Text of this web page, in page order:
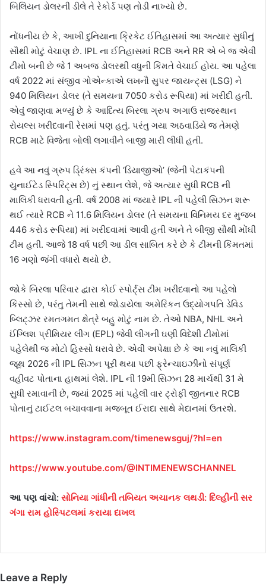
બિલિયન ડોલરની ડીલે તે રેકોર્ડ પણ તોડી નાખ્યો છે.
નોંધનીય છે કે, આખી દુનિયાના ક્રિકેટ ઈતિહાસમાં આ અત્યાર સુધીનું
સૌથી મોટું વેચાણ છે. IPL ના ઈતિહાસમાં RCB અને RR એ બે જ એવી
ટીમો બની છે જે 1 અબજ ડોલરથી વધુની કિંમતે વેચાઈ હોય. આ પહેલા
વર્ષ 2022 માં સંજીવ ગોએન્કાએ લખનૌ સુપર જાયન્ટ્સ (LSG) ને
940 મિલિયન ડોલર (તે સમયના 7050 કરોડ રૂપિયા) માં ખરીદી હતી.
એવું જાણવા મળ્યું છે કે આદિત્ય બિરલા ગ્રુપ અગાઉ રાજસ્થાન
રોયલ્સ ખરીદવાની રેસમાં પણ હતું. પરંતુ ગયા અઠવાડિયે જ તેમણે
RCB માટે વિજેતા બોલી લગાવીને બાજી મારી લીધી હતી.
હવે આ નવું ગ્રુપ ડ્રિંક્સ કંપની ‘ડિયાજીઓ’ (જેની પેટાકંપની
યુનાઈટેડ સ્પિરિટ્સ છે) નું સ્થાન લેશે, જે અત્યાર સુધી RCB ની
માલિકી ધરાવતી હતી. વર્ષ 2008 માં જ્યારે IPL ની પહેલી સિઝન શરૂ
થઈ ત્યારે RCB ને 11.6 મિલિયન ડોલર (તે સમયના વિનિમય દર મુજબ
446 કરોડ રૂપિયા) માં ખરીદવામાં આવી હતી અને તે બીજી સૌથી મોંઘી
ટીમ હતી. આજે 18 વર્ષ પછી આ ડીલ સાબિત કરે છે કે ટીમની કિંમતમાં
16 ગણો જંગી વધારો થયો છે.
જોકે બિરલા પરિવાર દ્વારા કોઈ સ્પોર્ટ્સ ટીમ ખરીદવાનો આ પહેલો
કિસ્સો છે, પરંતુ તેમની સાથે જોડાયેલા અમેરિકન ઉદ્યોગપતિ ડેવિડ
બ્લિટ્ઝર રમતગમત ક્ષેત્રે બહુ મોટું નામ છે. તેઓ NBA, NHL અને
ઈંગ્લિશ પ્રીમિયર લીગ (EPL) જેવી લીગની ઘણી વિદેશી ટીમોમાં
પહેલેથી જ મોટો હિસ્સો ધરાવે છે. એવી અપેક્ષા છે કે આ નવું માલિકી
જૂથ 2026 ની IPL સિઝન પૂરી થયા પછી ફ્રેન્ચાઇઝીનો સંપૂર્ણ
વહીવટ પોતાના હાથમાં લેશે. IPL ની 19મી સિઝન 28 માર્ચથી 31 મે
સુધી રમાવાની છે, જ્યાં 2025 માં પહેલી વાર ટ્રોફી જીતનાર RCB
પોતાનું ટાઈટલ બચાવવાના મજબૂત ઈરાદા સાથે મેદાનમાં ઉતરશે.
https://www.instagram.com/timenewsguj/?hl=en
https://www.youtube.com/@INTIMENEWSCHANNEL
આ પણ વાંચો: સોનિયા ગાંધીની તબિયત અચાનક લથડી: દિલ્હીની સર
ગંગા રામ હોસ્પિટલમાં કરાયા દાખલ
Leave a Reply